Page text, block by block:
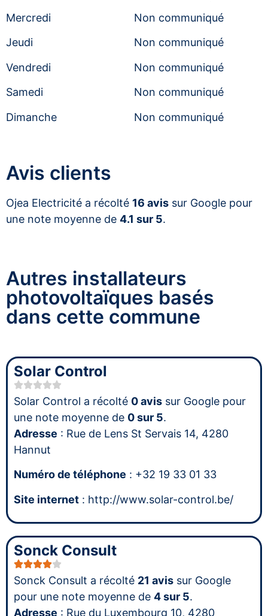
Mercredi
Non communiqué
Jeudi
Non communiqué
Vendredi
Non communiqué
Samedi
Non communiqué
Dimanche
Non communiqué
Avis clients
Ojea Electricité a récolté 16 avis sur Google pour
une note moyenne de 4.1 sur 5.
Autres installateurs
photovoltaïques basés
dans cette commune
Solar Control
Solar Control a récolté 0 avis sur Google pour
une note moyenne de 0 sur 5.
Adresse : Rue de Lens St Servais 14, 4280
Hannut
Numéro de téléphone : +32 19 33 01 33
Site internet : http://www.solar-control.be/
Sonck Consult
Sonck Consult a récolté 21 avis sur Google
pour une note moyenne de 4 sur 5.
Adresse : Rue du Luxembourg 10, 4280